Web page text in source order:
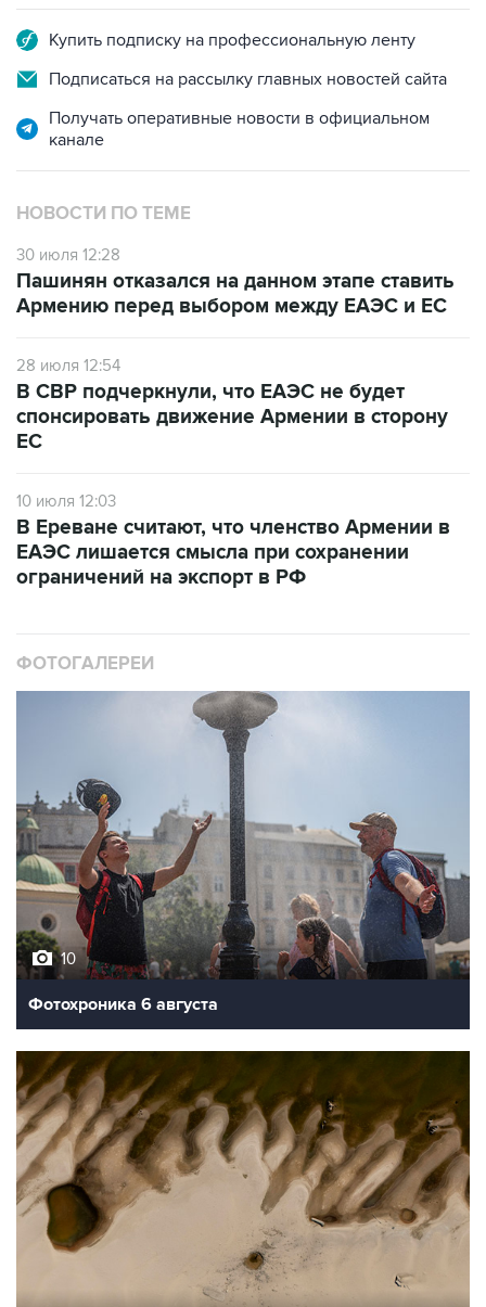
Купить подписку на профессиональную ленту
Подписаться на рассылку главных новостей сайта
Получать оперативные новости в официальном
канале
НОВОСТИ ПО ТЕМЕ
30 июля 12:28
Пашинян отказался на данном этапе ставить
Армению перед выбором между ЕАЭС и ЕС
28 июля 12:54
В СВР подчеркнули, что ЕАЭС не будет
спонсировать движение Армении в сторону
ЕС
10 июля 12:03
В Ереване считают, что членство Армении в
ЕАЭС лишается смысла при сохранении
ограничений на экспорт в РФ
ФОТОГАЛЕРЕИ
10
Фотохроника 6 августа